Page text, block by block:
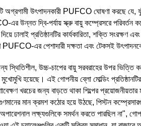
অগ্রগামী উৎপাদনকারী PUFCO ঘোষণা করছে যে, ফুঁ
এর উন্নত দ্বি-পর্যায় স্ক্রু বায়ু কম্প্রেসরে
ঢালাই প্রতিষ্ঠানটির কার্যকারিতা, শক্তি
PUFCO-এর পেশাদারী দক্ষতা এবং টেকসই
স্থিতিশীল, উচ্চ-চাপের বায়ু সরবরাহের উপর ভিত্তি
মুখোমুখি হয়েছে। এই গোপনীয় ব্লো মোল্ডিং
খরচের জন্য বাড়তে থাকা শিল্পের
গুণমানের মান ক্রমশ কঠোর হয়ে উঠছে, পিস্টন
লক্ষ্যগুলিকে সমর্থন করতে পারছিল না",